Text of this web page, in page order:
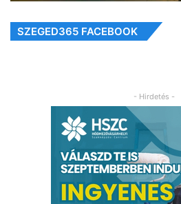
SZEGED365 FACEBOOK
- Hirdetés -